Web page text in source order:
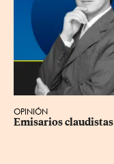
OPINIÓN
Emisarios claudistas